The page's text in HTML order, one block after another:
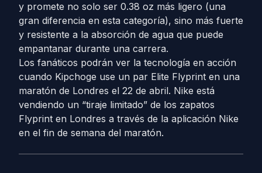
y promete no solo ser 0.38 oz más ligero (una
gran diferencia en esta categoría), sino más fuerte
y resistente a la absorción de agua que puede
empantanar durante una carrera.
Los fanáticos podrán ver la tecnología en acción
cuando Kipchoge use un par Elite Flyprint en una
maratón de Londres el 22 de abril. Nike está
vendiendo un “tiraje limitado” de los zapatos
Flyprint en Londres a través de la aplicación Nike
en el fin de semana del maratón.